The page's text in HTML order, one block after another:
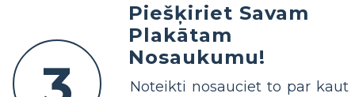
Piešķiriet Savam
Plakātam
Nosaukumu!
Noteikti nosauciet to par kaut